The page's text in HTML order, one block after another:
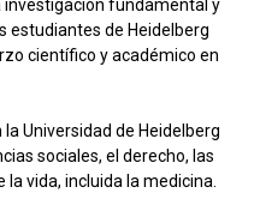
investigación fundamental y
estudiantes de Heidelberg
científico y académico en
Universidad de Heidelberg
sociales, el derecho, las
vida, incluida la medicina.